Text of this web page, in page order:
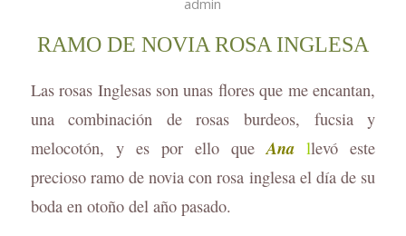
RAMO DE NOVIA ROSA INGLESA
Las rosas Inglesas son unas flores que me encantan,
una combinación de rosas burdeos, fucsia y
melocotón, y es por ello queAna llevó este
precioso ramo de novia con rosa inglesa el día de su
boda en otoño del año pasado.